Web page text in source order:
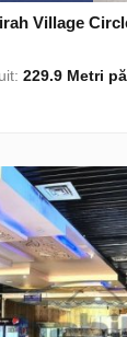
Village
229.9 Metri